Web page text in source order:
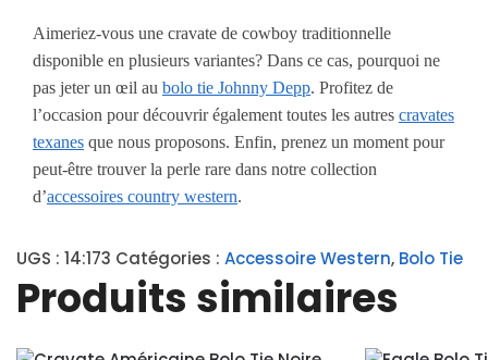
Aimeriez-vous une cravate de cowboy traditionnelle
disponible en plusieurs variantes? Dans ce cas, pourquoi ne
pas jeter un œil au bolo tie Johnny Depp. Profitez de
l’occasion pour découvrir également toutes les autres cravates
texanes que nous proposons. Enfin, prenez un moment pour
peut-être trouver la perle rare dans notre collection
d’accessoires country western.
UGS : 14:173 Catégories : Accessoire Western, Bolo Tie
Produits similaires